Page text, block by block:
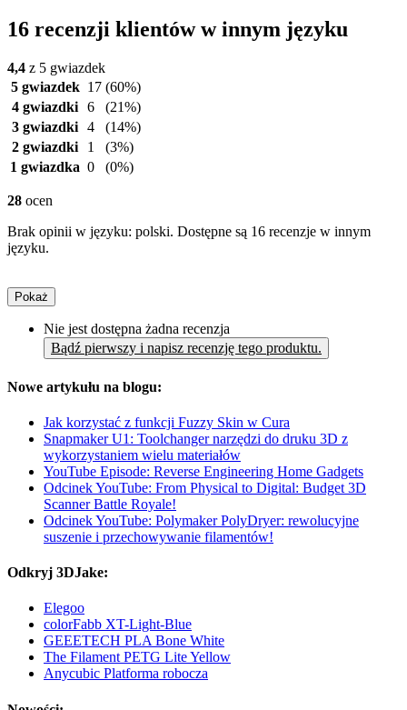
16 recenzji klientów w innym języku
4,4 z 5 gwiazdek
5 gwiazdek 17 (60%)
4 gwiazdki 6
(21%)
3 gwiazdki 4
(14%)
2 gwiazdki
1
(3%)
1 gwiazdka 0 (0%)
28 ocen
Brak opinii w języku: polski. Dostępne są 16 recenzje w innym
języku.
Pokaż
Nie jest dostępna żadna recenzja
Bądź pierwszy i napisz recenzję tego produktu.
Nowe artykułu na blogu:
Jak korzystać z funkcji Fuzzy Skin w Cura
Snapmaker U1: Toolchanger narzędzi do druku 3D z
wykorzystaniem wielu materiałów
YouTube Episode: Reverse Engineering Home Gadgets
Odcinek YouTube: From Physical to Digital: Budget 3D
Scanner Battle Royale!
Odcinek YouTube: Polymaker PolyDryer: rewolucyjne
suszenie i przechowywanie filamentów!
Odkryj 3DJake:
Elegoo
colorFabb XT-Light-Blue
GEEETECH PLA Bone White
The Filament PETG Lite Yellow
Anycubic Platforma robocza